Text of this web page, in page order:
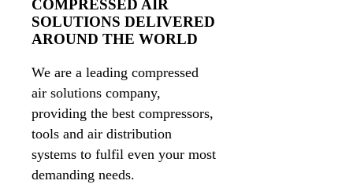
COMPRESSED AIR
SOLUTIONS DELIVERED
AROUND THE WORLD
We are a leading compressed
air solutions company,
providing the best compressors,
tools and air distribution
systems to fulfil even your most
demanding needs.